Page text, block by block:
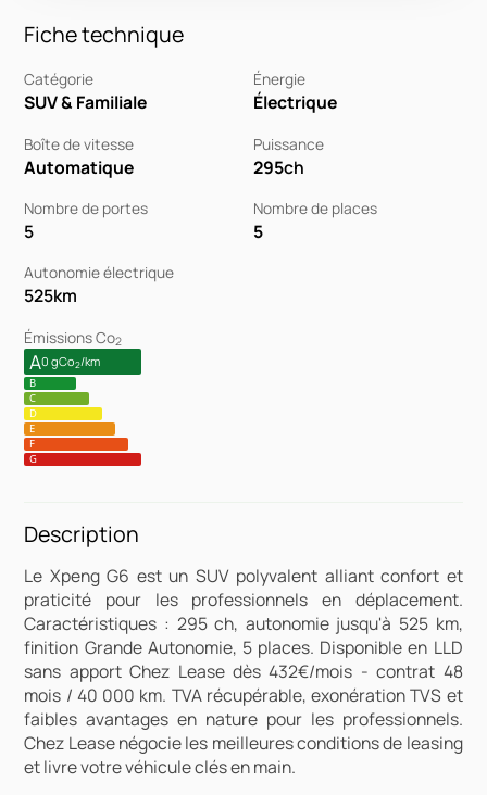
Fiche technique
Catégorie
SUV & Familiale
Énergie
Électrique
Boîte de vitesse
Automatique
Puissance
295ch
Nombre de portes
5
Nombre de places
5
Autonomie électrique
525km
Émissions Co2
A0 gCo2/km
B
C
D
E
F
G
Description
Le Xpeng G6 est un SUV polyvalent alliant confort et
praticité pour les professionnels en déplacement.
Caractéristiques : 295 ch, autonomie jusqu'à 525 km,
finition Grande Autonomie, 5 places. Disponible en LLD
sans apport Chez Lease dès 432€/mois - contrat 48
mois / 40 000 km. TVA récupérable, exonération TVS et
faibles avantages en nature pour les professionnels.
Chez Lease négocie les meilleures conditions de leasing
et livre votre véhicule clés en main.